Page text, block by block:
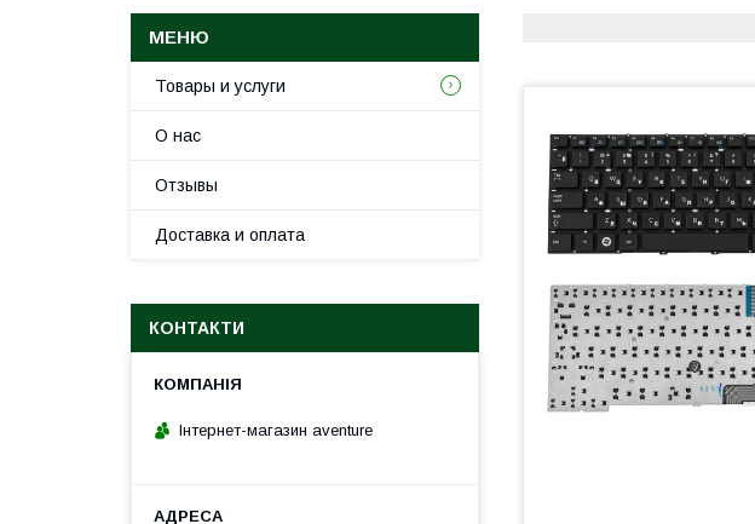
Товары и услуги
О нас
Отзывы
Доставка и оплата
КОНТАКТИ
Інтернет-магазин aventure